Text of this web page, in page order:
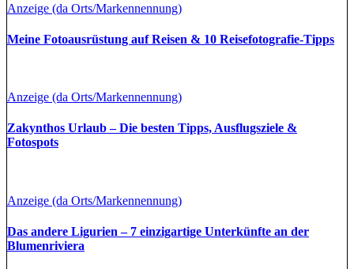
Anzeige (da Orts/Markennennung)
Meine Fotoausrüstung auf Reisen & 10 Reisefotografie-Tipps
Anzeige (da Orts/Markennennung)
Zakynthos Urlaub – Die besten Tipps, Ausflugsziele &
Fotospots
Anzeige (da Orts/Markennennung)
Das andere Ligurien – 7 einzigartige Unterkünfte an der
Blumenriviera